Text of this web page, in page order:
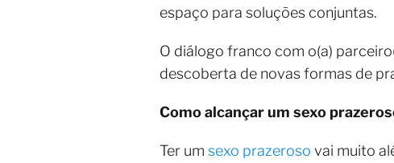
espaço para soluções conjuntas.
O diálogo franco com o(a)
descoberta de novas formas de
Como alcançar um sexo
Ter um sexo prazeroso vai muito